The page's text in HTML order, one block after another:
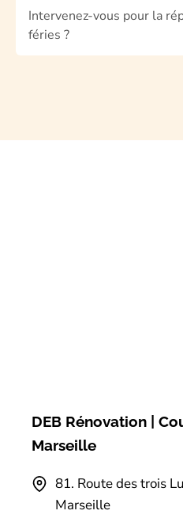
Intervenez-vous pour la
féries ?
DEB Rénovation |
Marseille
81.⁠ ⁠Route des trois
Marseille